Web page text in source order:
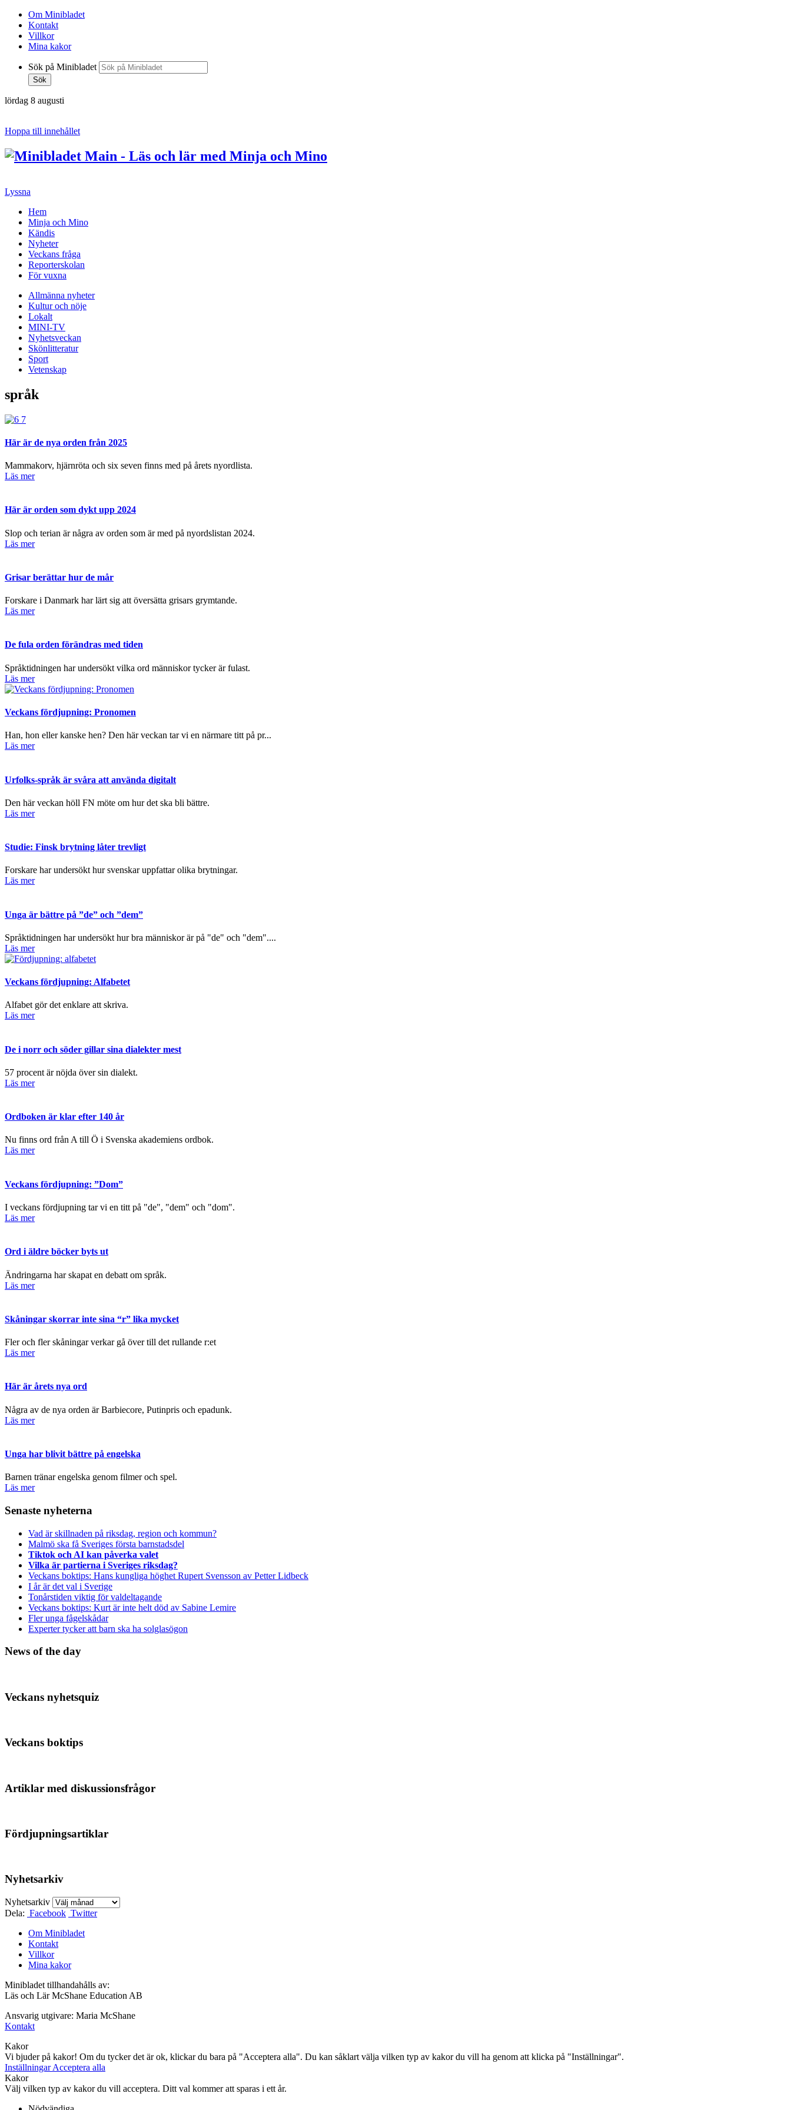
Om Minibladet
Kontakt
Villkor
Mina kakor
Sök på Minibladet
Sök
lördag 8 augusti
Hoppa till innehållet
Lyssna
Hem
Minja och Mino
Kändis
Nyheter
Veckans fråga
Reporterskolan
För vuxna
Allmänna nyheter
Kultur och nöje
Lokalt
MINI-TV
Nyhetsveckan
Skönlitteratur
Sport
Vetenskap
språk
Här är de nya orden från 2025
Mammakorv, hjärnröta och six seven finns med på årets nyordlista.
Läs mer
Här är orden som dykt upp 2024
Slop och terian är några av orden som är med på nyordslistan 2024.
Läs mer
Grisar berättar hur de mår
Forskare i Danmark har lärt sig att översätta grisars grymtande.
Läs mer
De fula orden förändras med tiden
Språktidningen har undersökt vilka ord människor tycker är fulast.
Läs mer
Veckans fördjupning: Pronomen
Han, hon eller kanske hen? Den här veckan tar vi en närmare titt på pr...
Läs mer
Urfolks-språk är svåra att använda digitalt
Den här veckan höll FN möte om hur det ska bli bättre.
Läs mer
Studie: Finsk brytning låter trevligt
Forskare har undersökt hur svenskar uppfattar olika brytningar.
Läs mer
Unga är bättre på ”de” och ”dem”
Språktidningen har undersökt hur bra människor är på "de" och "dem"....
Läs mer
Veckans fördjupning: Alfabetet
Alfabet gör det enklare att skriva.
Läs mer
De i norr och söder gillar sina dialekter mest
57 procent är nöjda över sin dialekt.
Läs mer
Ordboken är klar efter 140 år
Nu finns ord från A till Ö i Svenska akademiens ordbok.
Läs mer
Veckans fördjupning: ”Dom”
I veckans fördjupning tar vi en titt på "de", "dem" och "dom".
Läs mer
Ord i äldre böcker byts ut
Ändringarna har skapat en debatt om språk.
Läs mer
Skåningar skorrar inte sina “r” lika mycket
Fler och fler skåningar verkar gå över till det rullande r:et
Läs mer
Här är årets nya ord
Några av de nya orden är Barbiecore, Putinpris och epadunk.
Läs mer
Unga har blivit bättre på engelska
Barnen tränar engelska genom filmer och spel.
Läs mer
Senaste nyheterna
Vad är skillnaden på riksdag, region och kommun?
Malmö ska få Sveriges första barnstadsdel
Tiktok och AI kan påverka valet
Vilka är partierna i Sveriges riksdag?
Veckans boktips: Hans kungliga höghet Rupert Svensson av Petter Lidbeck
I år är det val i Sverige
Tonårstiden viktig för valdeltagande
Veckans boktips: Kurt är inte helt död av Sabine Lemire
Fler unga fågelskådar
Experter tycker att barn ska ha solglasögon
News of the day
Veckans nyhetsquiz
Veckans boktips
Artiklar med diskussionsfrågor
Fördjupningsartiklar
Nyhetsarkiv
Nyhetsarkiv
Dela: Facebook Twitter
Om Minibladet
Kontakt
Villkor
Mina kakor
Minibladet tillhandahålls av:
Läs och Lär McShane Education AB
Ansvarig utgivare: Maria McShane
Kontakt
Kakor
Vi bjuder på kakor! Om du tycker det är ok, klickar du bara på "Acceptera alla". Du kan såklart välja vilken typ av kakor du vill ha genom att klicka på "Inställningar".
InställningarAcceptera alla
Kakor
Välj vilken typ av kakor du vill acceptera. Ditt val kommer att sparas i ett år.